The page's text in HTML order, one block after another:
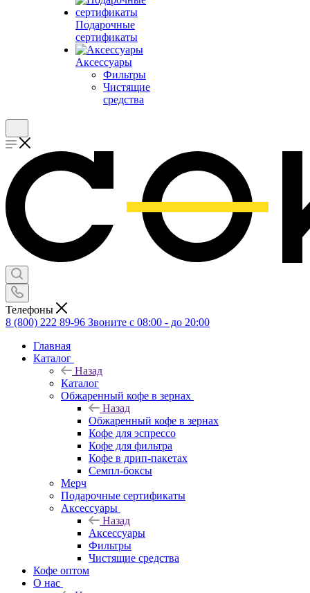
Подарочные
сертификаты
Аксессуары
Фильтры
Чистящие
средства
Телефоны
8 (800) 222 89-96 Звоните с 08:00 - до 20:00
Главная
Каталог
Назад
Каталог
Обжаренный кофе в зернах
Назад
Обжаренный кофе в зернах
Кофе для эспрессо
Кофе для фильтра
Кофе в дрип-пакетах
Семпл-боксы
Мерч
Подарочные сертификаты
Аксессуары
Назад
Аксессуары
Фильтры
Чистящие средства
Кофе оптом
О нас